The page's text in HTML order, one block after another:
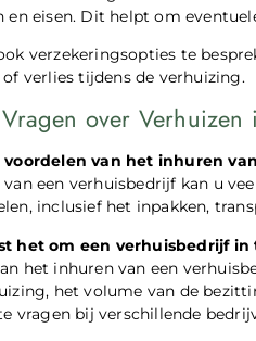
en eisen. Dit helpt om
verzekeringsopties te
verlies tijdens de verhuizing.
over
voordelen van het inhuren
een verhuisbedrijf kan u
inclusief het inpakken,
het om een verhuisbedrijf in
het inhuren van een
het volume van de
vragen bij verschillende